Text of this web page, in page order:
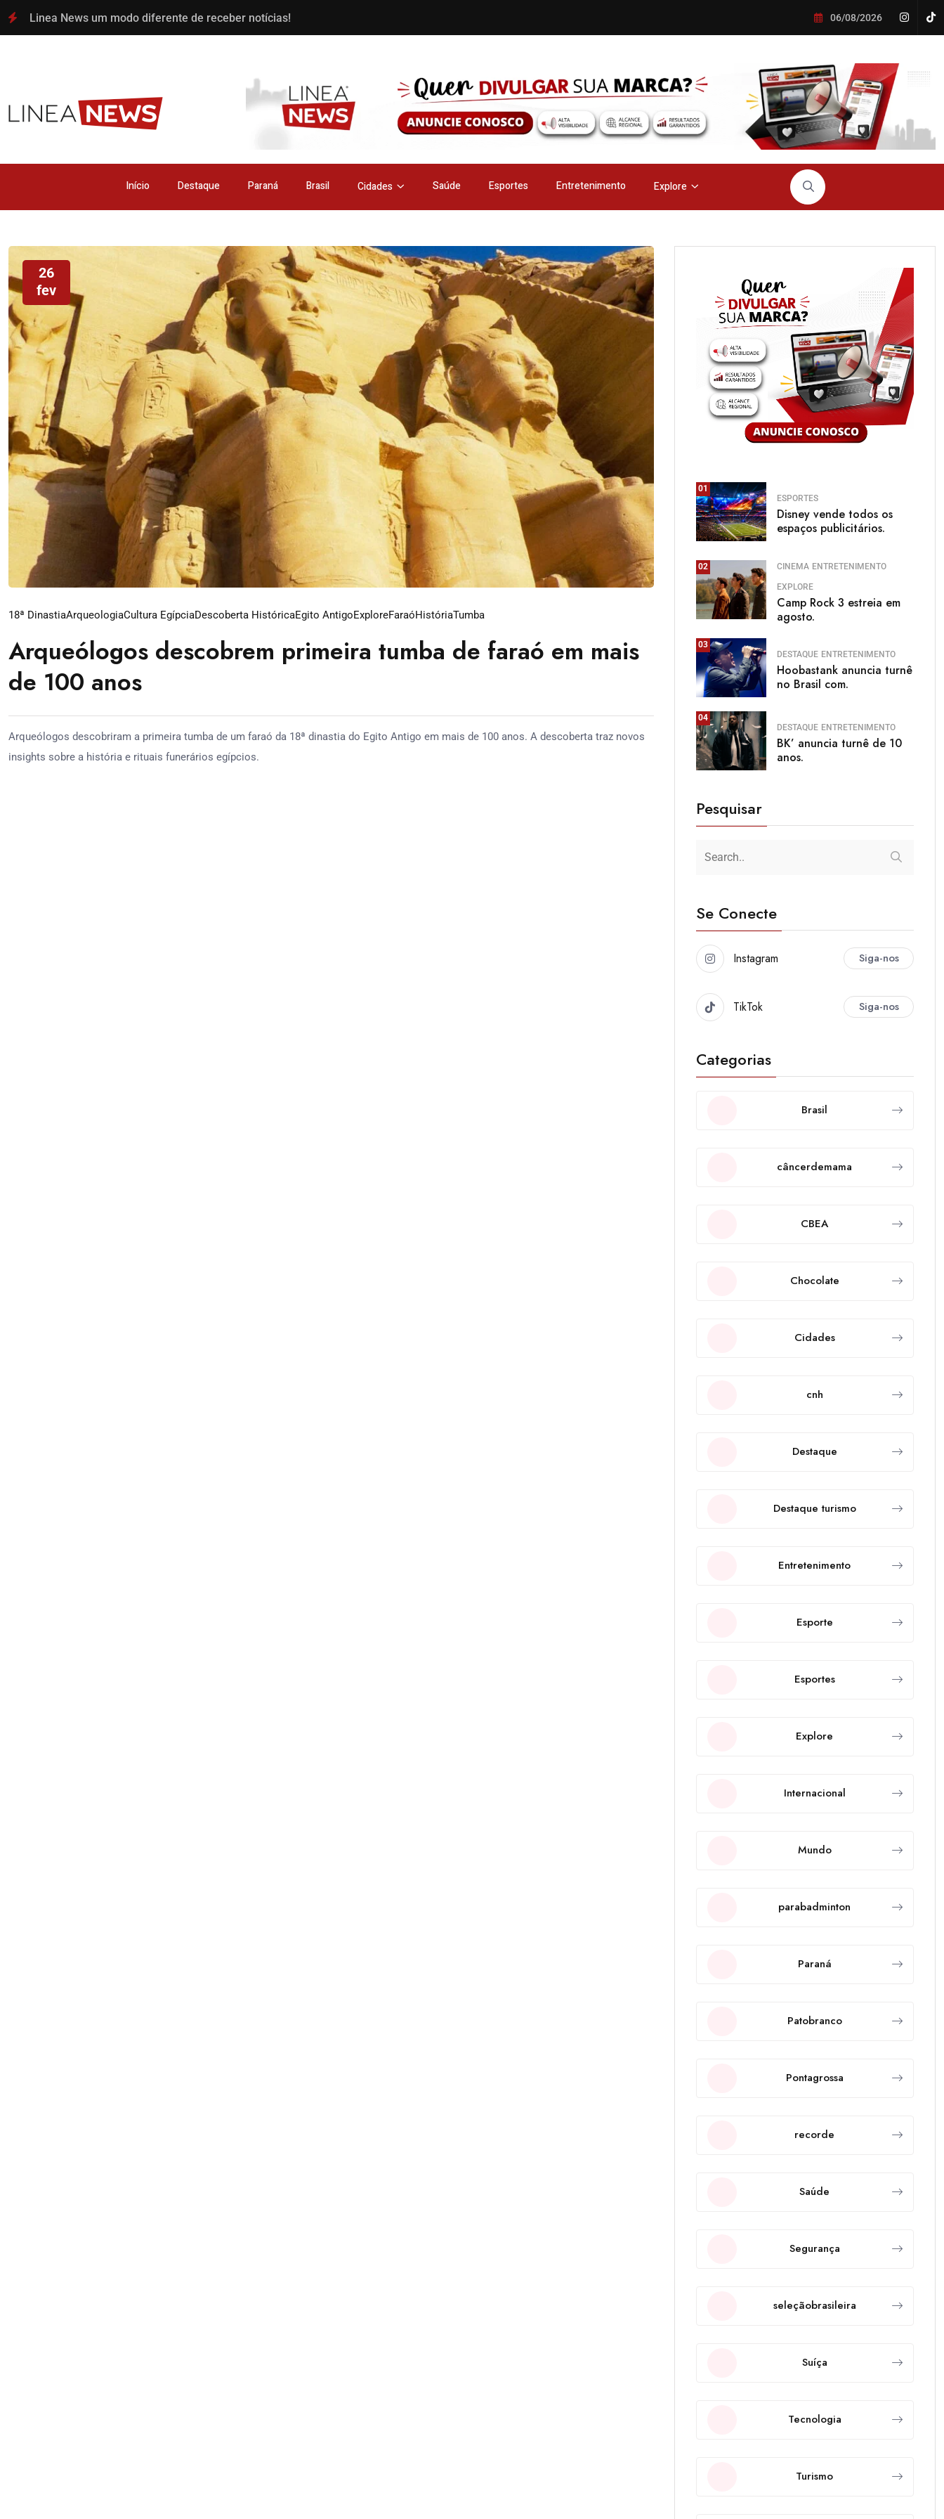
Linea News um modo diferente de receber notícias! 06/08/2026
Início Destaque Paraná Brasil Cidades Saúde Esportes Entretenimento Explore
26
fev
18ª DinastiaArqueologiaCultura EgípciaDescoberta HistóricaEgito AntigoExploreFaraóHistóriaTumba
Arqueólogos descobrem primeira tumba de faraó em mais
de 100 anos
Arqueólogos descobriram a primeira tumba de um faraó da 18ª dinastia do Egito Antigo em mais de 100 anos. A descoberta traz novos
insights sobre a história e rituais funerários egípcios.
01
ESPORTES
Disney vende todos os
espaços publicitários.
02 CINEMA ENTRETENIMENTO
EXPLORE
Camp Rock 3 estreia em
agosto.
03
DESTAQUE ENTRETENIMENTO
Hoobastank anuncia turnê
no Brasil com.
04
DESTAQUE ENTRETENIMENTO
BK’ anuncia turnê de 10
anos.
Pesquisar
Se Conecte
Instagram Siga-nos
TikTok Siga-nos
Categorias
Brasil
câncerdemama
CBEA
Chocolate
Cidades
cnh
Destaque
Destaque turismo
Entretenimento
Esporte
Esportes
Explore
Internacional
Mundo
parabadminton
Paraná
Patobranco
Pontagrossa
recorde
Saúde
Segurança
seleçãobrasileira
Suíça
Tecnologia
Turismo